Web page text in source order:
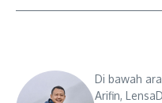
Di bawah
Arifin,